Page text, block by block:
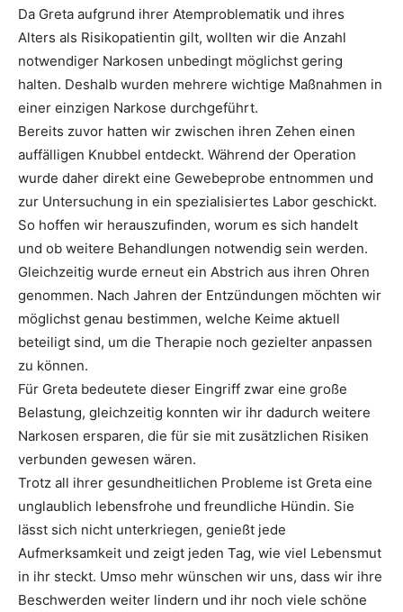
Da Greta aufgrund ihrer Atemproblematik und ihres
Alters als Risikopatientin gilt, wollten wir die Anzahl
notwendiger Narkosen unbedingt möglichst gering
halten. Deshalb wurden mehrere wichtige Maßnahmen in
einer einzigen Narkose durchgeführt.
Bereits zuvor hatten wir zwischen ihren Zehen einen
auffälligen Knubbel entdeckt. Während der Operation
wurde daher direkt eine Gewebeprobe entnommen und
zur Untersuchung in ein spezialisiertes Labor geschickt.
So hoffen wir herauszufinden, worum es sich handelt
und ob weitere Behandlungen notwendig sein werden.
Gleichzeitig wurde erneut ein Abstrich aus ihren Ohren
genommen. Nach Jahren der Entzündungen möchten wir
möglichst genau bestimmen, welche Keime aktuell
beteiligt sind, um die Therapie noch gezielter anpassen
zu können.
Für Greta bedeutete dieser Eingriff zwar eine große
Belastung, gleichzeitig konnten wir ihr dadurch weitere
Narkosen ersparen, die für sie mit zusätzlichen Risiken
verbunden gewesen wären.
Trotz all ihrer gesundheitlichen Probleme ist Greta eine
unglaublich lebensfrohe und freundliche Hündin. Sie
lässt sich nicht unterkriegen, genießt jede
Aufmerksamkeit und zeigt jeden Tag, wie viel Lebensmut
in ihr steckt. Umso mehr wünschen wir uns, dass wir ihre
Beschwerden weiter lindern und ihr noch viele schöne